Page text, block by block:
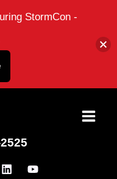
StormCon -